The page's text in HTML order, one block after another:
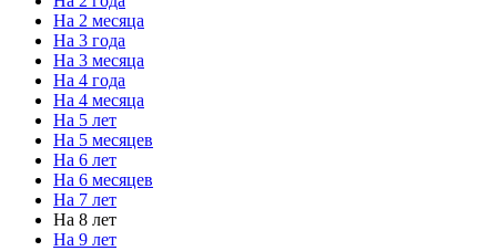
На 2 месяца
На 3 года
На 3 месяца
На 4 года
На 4 месяца
На 5 лет
На 5 месяцев
На 6 лет
На 6 месяцев
На 7 лет
На 8 лет
На 9 лет